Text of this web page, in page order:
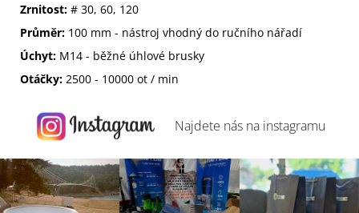
Zrnitost: # 30, 60, 120
Průměr: 100 mm - nástroj vhodný do ručního nářadí
Úchyt: M14 - běžné úhlové brusky
Otáčky: 2500 - 10000 ot / min
Najdete nás na instagramu